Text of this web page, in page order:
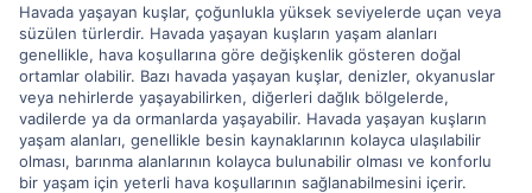
Havada yaşayan kuşlar, çoğunlukla yüksek seviyelerde uçan veya
süzülen türlerdir. Havada yaşayan kuşların yaşam alanları
genellikle, hava koşullarına göre değişkenlik gösteren doğal
ortamlar olabilir. Bazı havada yaşayan kuşlar, denizler, okyanuslar
veya nehirlerde yaşayabilirken, diğerleri dağlık bölgelerde,
vadilerde ya da ormanlarda yaşayabilir. Havada yaşayan kuşların
yaşam alanları, genellikle besin kaynaklarının kolayca ulaşılabilir
olması, barınma alanlarının kolayca bulunabilir olması ve konforlu
bir yaşam için yeterli hava koşullarının sağlanabilmesini içerir.